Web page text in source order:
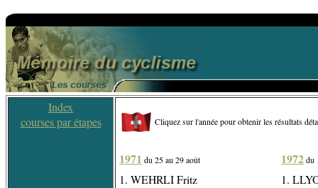
Index
courses par étapes
Cliquez sur l'année pour obtenir les résultats
1971 du 25 au 29 août
1. WEHRLI Fritz
1972 du
1.